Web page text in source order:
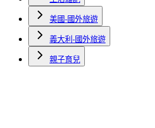
美國-國外旅遊
義大利-國外旅遊
親子育兒